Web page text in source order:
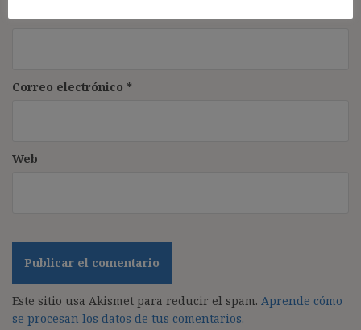
Correo electrónico *
Web
Este sitio usa Akismet para reducir el spam. Aprende cómo
se procesan los datos de tus comentarios.